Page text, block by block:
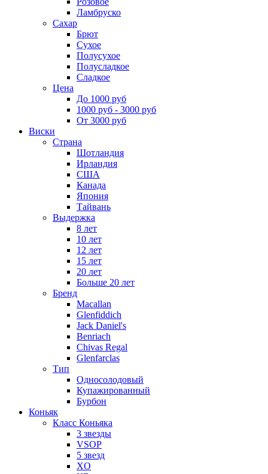
Ламбруско
Сахар
Брют
Сухое
Полусухое
Полусладкое
Сладкое
Цена
До 1000 руб
1000 руб - 3000 руб
От 3000 руб
Виски
Страна
Шотландия
Ирландия
США
Канада
Япония
Тайвань
Выдержка
8 лет
10 лет
12 лет
15 лет
20 лет
Больше 20 лет
Бренд
Macallan
Glenfiddich
Jack Daniel's
Benriach
Chivas Regal
Glenfarclas
Тип
Односолодовый
Купажированный
Бурбон
Коньяк
Класс Коньяка
3 звезды
VSOP
5 звезд
XO